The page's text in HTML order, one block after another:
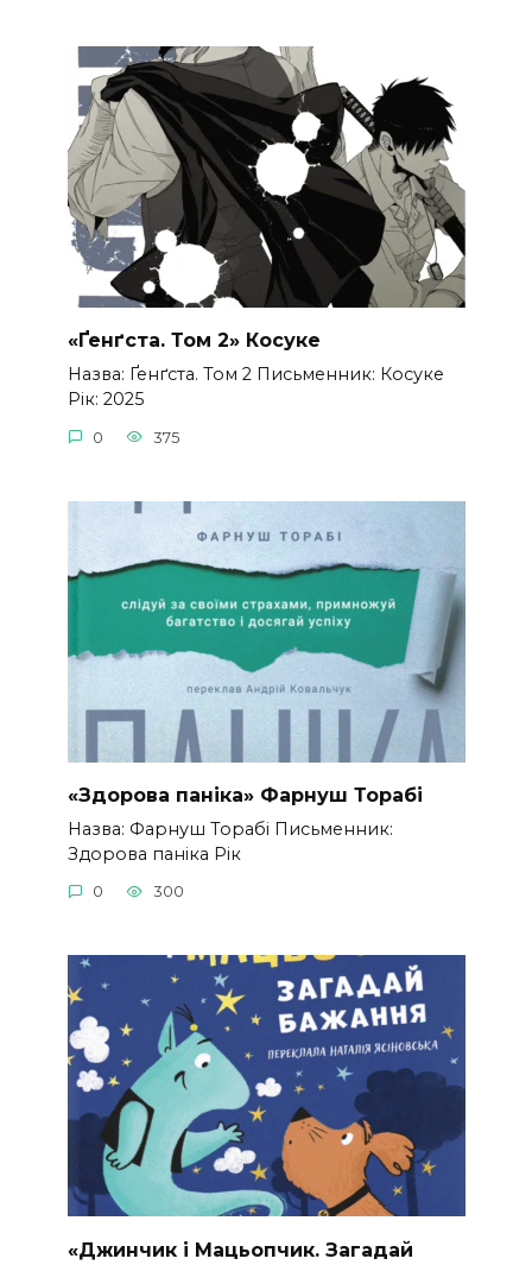
«Ґенґста. Том 2» Косуке
Назва: Ґенґста. Том 2 Письменник: Косуке
Рік: 2025
0 375
«Здорова паніка» Фарнуш Торабі
Назва: Фарнуш Торабі Письменник:
Здорова паніка Рік
0 300
«Джинчик і Мацьопчик. Загадай